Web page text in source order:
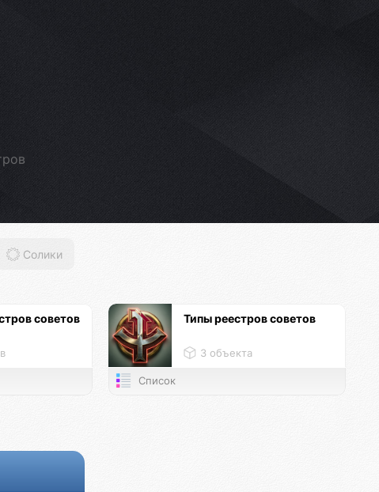
Солики
советов Типы реестров советов
3 объекта
Список